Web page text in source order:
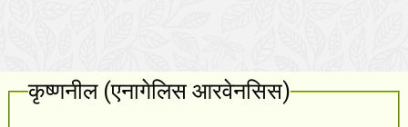
कृष्णनील (एनागेलिस आरवेनसिस)